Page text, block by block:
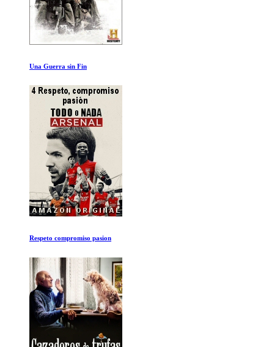
Conor Mcgregor: Notorious
Sangre Vikinga: Invasion